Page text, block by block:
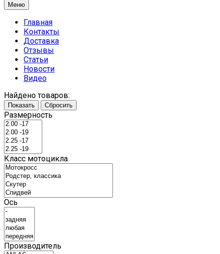
Меню
Главная
Контакты
Доставка
Отзывы
Статьи
Новости
Видео
Найдено товаров:
Показать Сбросить
Размерность
Класс мотоцикла
Ось
Производитель